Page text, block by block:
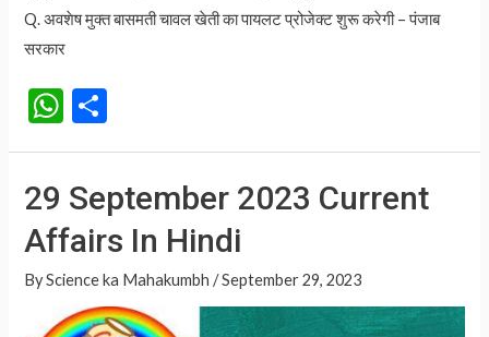
Q. अवशेष मुक्त बासमती चावल खेती का पायलट प्रोजेक्ट शुरू करेगी – पंजाब
सरकार
W
h
at
s
A
p
p
h
e
29 September 2023 Current
Affairs In Hindi
ByScience ka Mahakumbh /September 29, 2023